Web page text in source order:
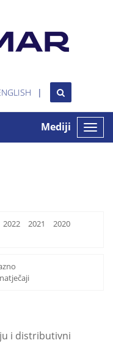
Toggle
Mediji
2022 2021
2020
i distributivni